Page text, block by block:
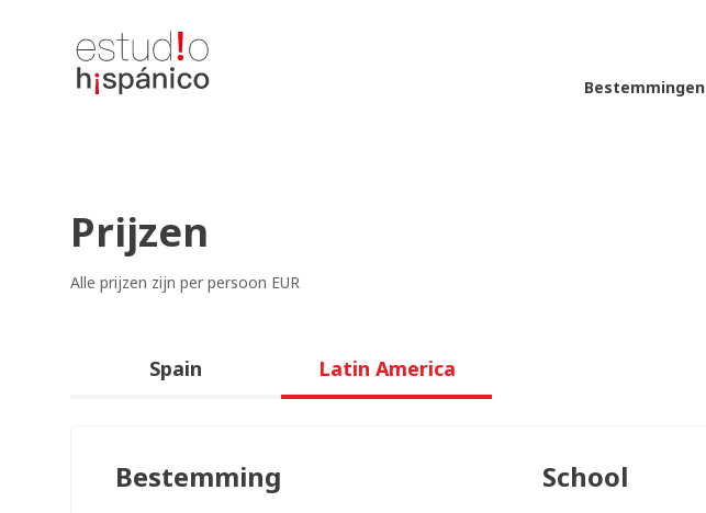
Bestemmingen
Prijzen
Alle prijzen zijn per persoon EUR
Spain Latin America
Bestemming School